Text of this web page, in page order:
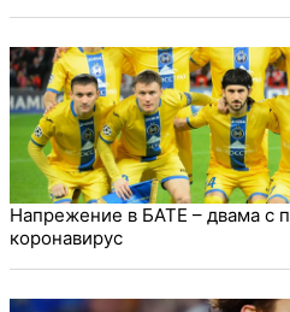
Напрежение в БАТЕ – двама с
коронавирус